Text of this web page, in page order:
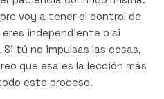
voy a tener el control de
independiente o si
tú no impulsas las cosas,
que esa es la lección más
este proceso.